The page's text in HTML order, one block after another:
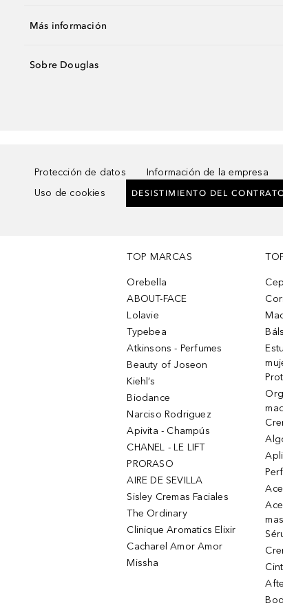
Más información
Sobre Douglas
Protección de datos Información de la empresa
Uso de cookies
DESISTIMIENTO DEL
TOP MARCAS
Orebella
ABOUT-FACE
Lolavie
Typebea
Atkinsons - Perfumes
Beauty of Joseon
Kiehl’s
Biodance
Narciso Rodriguez
Apivita - Champús
CHANEL - LE LIFT
PRORASO
AIRE DE SEVILLA
Sisley Cremas Faciales
The Ordinary
Clinique Aromatics Elixir
Cacharel Amor Amor
Missha